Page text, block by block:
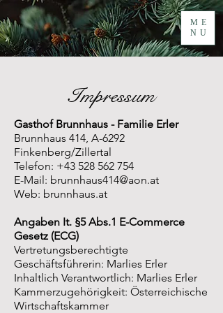
ME
NU
Impressum
Gasthof Brunnhaus - Familie Erler
Brunnhaus 414, A-6292
Finkenberg/Zillertal
Telefon: +43 528 562 754
E-Mail: brunnhaus414@aon.at
Web: brunnhaus.at
Angaben It. §5 Abs.1 E-Commerce
Gesetz (ECG)
Vertretungsberechtigte
Geschäftsführerin: Marlies Erler
Inhaltlich Verantwortlich: Marlies Erler
Kammerzugehörigkeit: Österreichische
Wirtschaftskammer